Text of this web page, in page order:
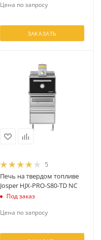
Цена по запросу
ЗАКАЗАТЬ
5
Печь на твердом топливе
Josper HJX-PRO-S80-TD NC
Под заказ
Цена по запросу